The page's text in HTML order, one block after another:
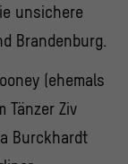
unsichere
Brandenburg.
(ehemals
Tänzer Ziv
Burckhardt